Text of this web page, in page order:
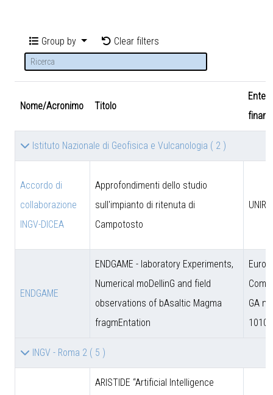
Group by Clear filters
Nome/Acronimo Titolo
Ente
Istituto Nazionale di Geofisica e Vulcanologia ( 2 )
Accordo di
collaborazione
INGV-DICEA
Approfondimenti dello studio
sull'impianto di ritenuta di
Campotosto
ENDGAME
ENDGAME - laboratory Experiments,
Numerical moDellinG and field
observations of bAsaltic Magma
fragmEntation
GA n.
INGV - Roma 2 ( 5 )
ARISTIDE “Artificial Intelligence